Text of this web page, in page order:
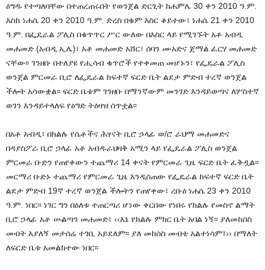
ዕግዱ የተጣለባቸው በተጠረጠሩበት የወንጀል ድርጊት ከሐምሌ 30 ቀን 2010 ዓ.ም.
እስከ ነሐሴ 20 ቀን 2010 ዓ.ም. ድረስ በቁም እስር ቆይተው፣ ነሐሴ 21 ቀን 2010
ዓ.ም. በፌዴራል ፖሊስ በቁጥጥር ሥር ውለው በእስር ላይ የሚገኙት አቶ አብዲ
መሐመድ (አብዲ ኢሌ)፣ አቶ መሐመድ አሸር፣ ሰባን ሙአድና ጀማል ፈርሃ መሐመድ
ናቸው፡፡ ገንዘቡ በተለያዩ የሒሳብ ቁጥሮች የተቀመጠ መሆኑን፣ የፌዴራል ፖሊስ
ወንጀል ምርመራ ቢሮ ለፌዴራል ከፍተኛ ፍርድ ቤት ልደታ ምድብ ተረኛ ወንጀል
ችሎት አሳውቋል፡፡ ፍርድ ቤቱም ገንዘቡ በማንኛውም መንገድ እንዳይወጣና ለሦስተኛ
ወገን እንዳይተላለፍ የዕግድ ትዕዛዝ ሰጥቷል፡፡
በአቶ አብዲ፣ በክልሉ የሴቶችና ሕፃናት ቢሮ ኃላፊ ወ/ሮ ራህማ መሐመድና
በዳያስፖራ ቢሮ ኃላፊ አቶ አብዱራህዛቅ አሚን ላይ የፌዴራል ፖሊስ ወንጀል
ምርመራ ቡድን የጠየቀውን ተጨማሪ 14 ቀናት የምርመራ ጊዜ ፍርድ ቤት ፈቅዷል፡፡
መርማሪ ቡድኑ ተጨማሪ የምርመራ ጊዜ እንዲሰጠው የፌዴራል ከፍተኛ ፍርድ ቤት
ልደታ ምድብ 19ኛ ተረኛ ወንጀል ችሎትን የጠየቀው፣ ረቡዕ ነሐሴ 23 ቀን 2010
ዓ.ም. ነበር፡፡ ነገር ግን በዕለቱ ተጠርጣሪ ሆነው ቀርበው የነበሩ የክልሉ የመስኖ ልማት
ቢሮ ኃላፊ አቶ ሡልጣን መሐመድ፣ ‹‹እኔ የክልሉ ምክር ቤት አባል ነኝ፡፡ ያለመከሰስ
መብት እያለኝ መታሰሬ ተገቢ አይደለም፡፡ ያለ መከሰስ መብቴ አልተነሳም፤›› በማለት
ለፍርድ ቤቱ አመልክተው ነበር፡፡